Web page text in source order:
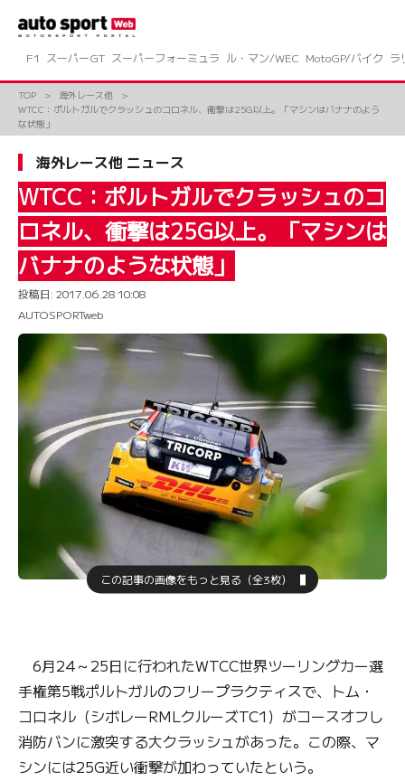
ツ
F1 スーパーGT スーパーフォーミュラ ル・マン/WEC MotoGP/バイク ラ
TOP
海外レース他
WTCC：ポルトガルでクラッシュのコロネル、衝撃は25G以上。「マシンはバナナのよう
な状態」
海外レース他 ニュース
WTCC：ポルトガルでクラッシュのコ
ロネル、衝撃は25G以上。「マシンは
バナナのような状態」
投稿日: 2017.06.28 10:08
AUTOSPORTweb
この記事の画像をもっと見る（全3枚）
6月24～25日に行われたWTCC世界ツーリングカー選
手権第5戦ポルトガルのフリープラクティスで、トム・
コロネル（シボレーRMLクルーズTC1）がコースオフし
消防バンに激突する大クラッシュがあった。この際、マ
シンには25G近い衝撃が加わっていたという。